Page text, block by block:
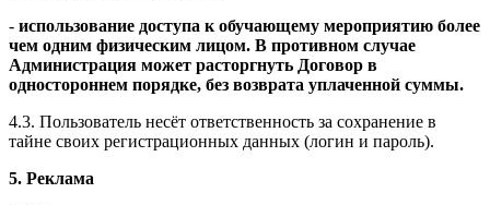
- использование доступа к обучающему мероприятию более
чем одним физическим лицом. В противном случае
Администрация может расторгнуть Договор в
одностороннем порядке, без возврата уплаченной суммы.
4.3. Пользователь несёт ответственность за сохранение в
тайне своих регистрационных данных (логин и пароль).
5. Реклама